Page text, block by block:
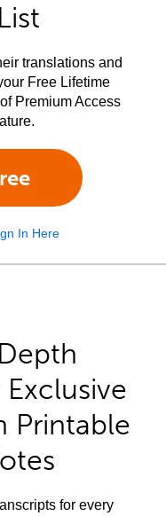
translations and
Free Lifetime
Premium Access
In Here
Printable
for every